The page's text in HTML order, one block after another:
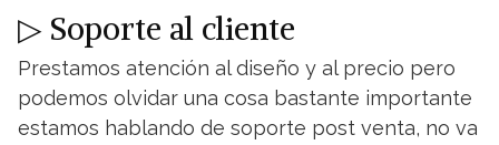
▷ Soporte al cliente
Prestamos atención al diseño y al precio pero
podemos olvidar una cosa bastante importante
estamos hablando de soporte post venta, no va